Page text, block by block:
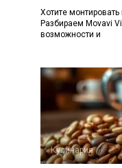
Хотите
Разбираем Movavi
возможности и
Кулинария